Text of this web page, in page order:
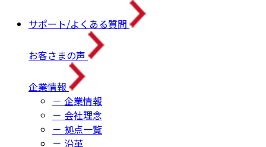
サポート/よくある質問
お客さまの声
企業情報
－ 企業情報
－ 会社理念
－ 拠点一覧
－ 沿革